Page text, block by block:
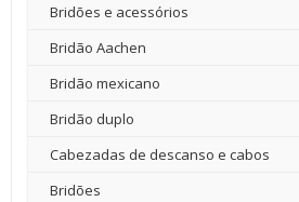
Bridões e acessórios
Bridão Aachen
Bridão mexicano
Bridão duplo
Cabezadas de descanso e cabos
Bridões